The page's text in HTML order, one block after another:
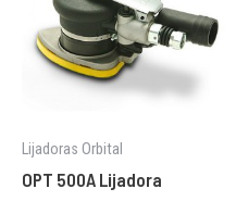
Lijadoras Orbital
OPT 500A Lijadora